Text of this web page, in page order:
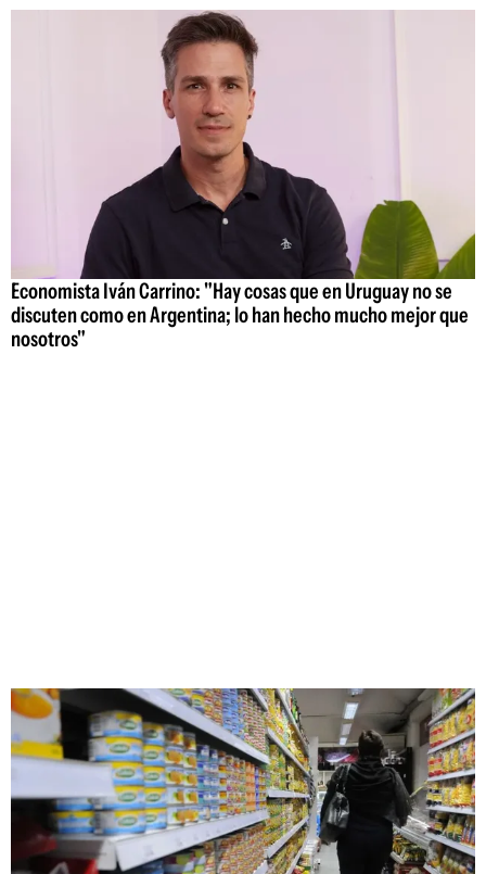
Economista Iván Carrino: "Hay cosas que en Uruguay no se
discuten como en Argentina; lo han hecho mucho mejor que
nosotros"